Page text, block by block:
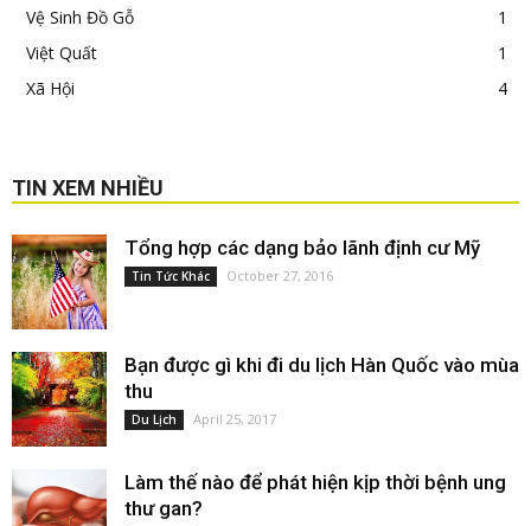
Vệ Sinh Đồ Gỗ
1
Việt Quất
1
Xã Hội
4
TIN XEM NHIỀU
Tổng hợp các dạng bảo lãnh định cư Mỹ
Tin Tức Khác October 27, 2016
Bạn được gì khi đi du lịch Hàn Quốc vào mùa
thu
Du Lịch April 25, 2017
Làm thế nào để phát hiện kịp thời bệnh ung
thư gan?